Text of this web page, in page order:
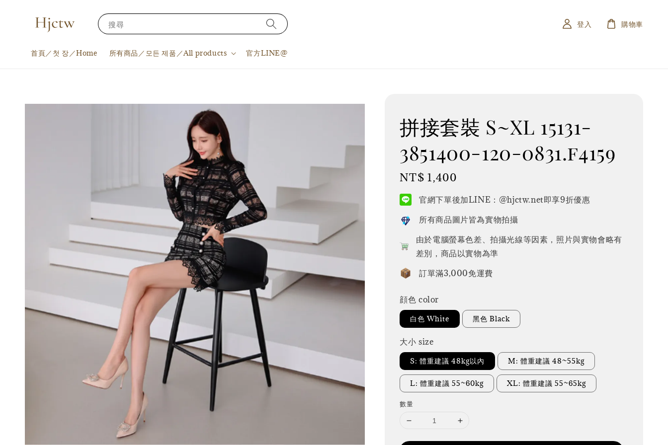
搜尋
首頁／첫 장／Home 所有商品／모든 제품／All products 官方LINE@
登入 購物車
拼接套裝 S~XL 15131-
3851400-120-0831.f4159
Regular
price
NT$ 1,400
官網下單後加LINE：@hjctw.net即享9折優惠
所有商品圖片皆為實物拍攝
由於電腦螢幕色差、拍攝光線等因素，照片與實物會略有
差別，商品以實物為準
訂單滿3,000免運費
顔色 color
白色 White 黑色 Black
大小 size
S: 體重建議 48kg以內 M: 體重建議 48~55kg
L: 體重建議 55~60kg XL: 體重建議 55~65kg
數量